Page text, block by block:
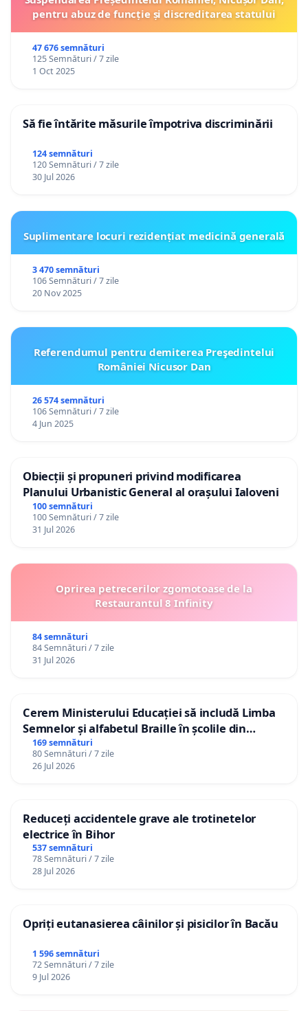
pentru abuz de funcție și discreditarea statului
47 676 semnături
125 Semnături / 7 zile
1 Oct 2025
Să fie întărite măsurile împotriva discriminării
124 semnături
120 Semnături / 7 zile
30 Jul 2026
Suplimentare locuri rezidențiat medicină generală
3 470 semnături
106 Semnături / 7 zile
20 Nov 2025
Referendumul pentru demiterea Preşedintelui
României Nicusor Dan
26 574 semnături
106 Semnături / 7 zile
4 Jun 2025
Obiecții și propuneri privind modificarea
Planului Urbanistic General al orașului Ialoveni
100 semnături
100 Semnături / 7 zile
31 Jul 2026
Oprirea petrecerilor zgomotoase de la
Restaurantul 8 Infinity
84 semnături
84 Semnături / 7 zile
31 Jul 2026
Cerem Ministerului Educației să includă Limba
Semnelor și alfabetul Braille în școlile din
Republica Moldova!
169 semnături
80 Semnături / 7 zile
26 Jul 2026
Reduceți accidentele grave ale trotinetelor
electrice în Bihor
537 semnături
78 Semnături / 7 zile
28 Jul 2026
Opriți eutanasierea câinilor și pisicilor în Bacău
1 596 semnături
72 Semnături / 7 zile
9 Jul 2026